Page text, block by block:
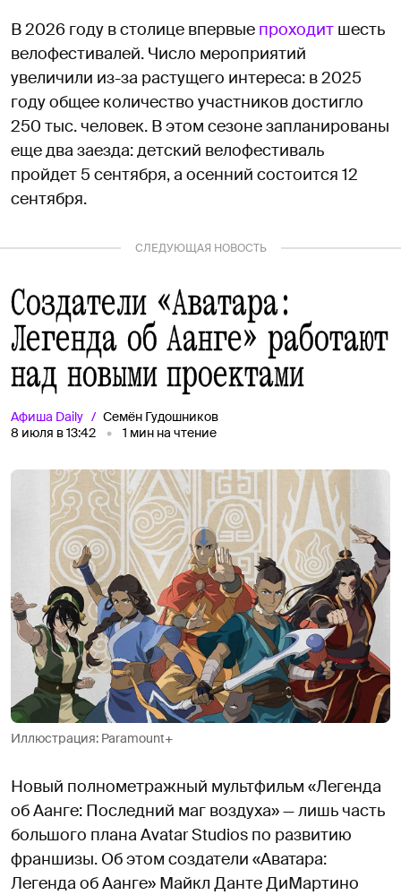
В 2026 году в столице впервые проходит шесть
велофестивалей. Число мероприятий
увеличили из-за растущего интереса: в 2025
году общее количество участников достигло
250 тыс. человек. В этом сезоне запланированы
еще два заезда: детский велофестиваль
пройдет 5 сентября, а осенний состоится 12
сентября.
СЛЕДУЮЩАЯ НОВОСТЬ
Создатели «Аватара:
Легенда об Аанге» работают
над новыми проектами
Афиша Daily
Семён Гудошников
8 июля в 13:42
1 мин на чтение
Иллюстрация: Paramount+
Новый полнометражный мультфильм «Легенда
об Аанге: Последний маг воздуха» — лишь часть
большого плана Avatar Studios по развитию
франшизы. Об этом создатели «Аватара:
Легенда об Аанге» Майкл Данте ДиМартино